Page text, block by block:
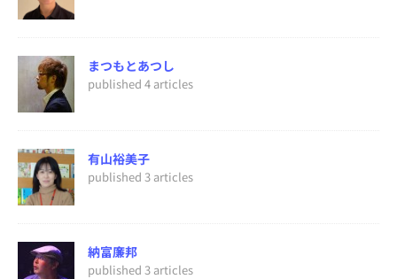
まつもとあつし
published 4 articles
有山裕美子
published 3 articles
納富廉邦
published 3 articles